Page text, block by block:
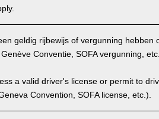
geldig rijbewijs of vergunning
Conventie, SOFA vergunning,
a valid driver's license or permit to
Convention, SOFA license, etc.).